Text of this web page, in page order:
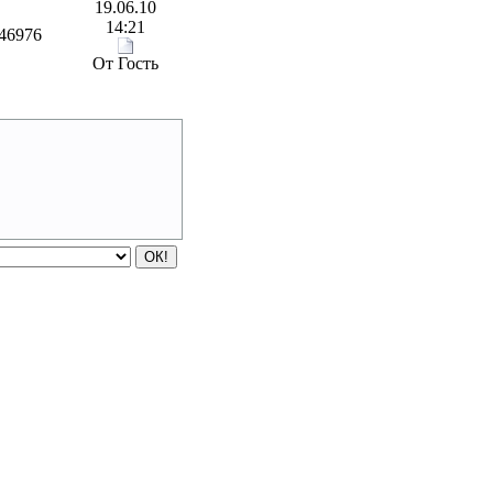
19.06.10
14:21
От Гость